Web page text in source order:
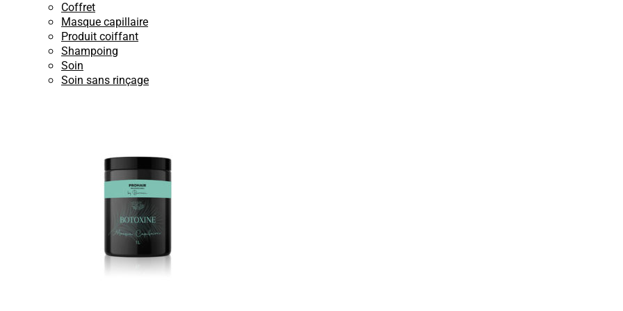
Coffret
Masque capillaire
Produit coiffant
Shampoing
Soin
Soin sans rinçage